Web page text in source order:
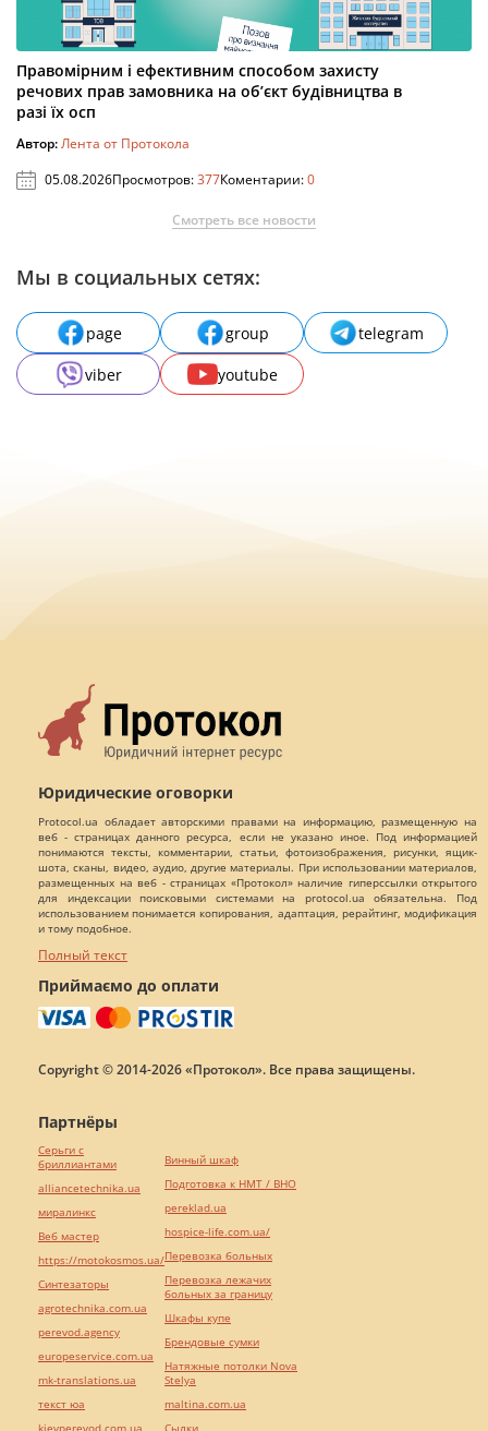
Правомірним і ефективним способом захисту
речових прав замовника на об’єкт будівництва в
разі їх осп
Автор:Лента от Протокола
05.08.2026Просмотров:377Коментарии:0
Смотреть все новости
Мы в социальных сетях:
page group
telegram
viber
youtube
Юридические оговорки
Protocol.ua обладает авторскими правами на информацию, размещенную на
веб - страницах данного ресурса, если не указано иное. Под информацией
понимаются тексты, комментарии, статьи, фотоизображения, рисунки, ящик-
шота, сканы, видео, аудио, другие материалы. При использовании материалов,
размещенных на веб - страницах «Протокол» наличие гиперссылки открытого
для индексации поисковыми системами на protocol.ua обязательна. Под
использованием понимается копирования, адаптация, рерайтинг, модификация
и тому подобное.
Полный текст
Приймаємо до оплати
Copyright © 2014-2026 «Протокол». Все права защищены.
Партнёры
Серьги с
бриллиантами
alliancetechnika.ua
миралинкс
Веб мастер
https://motokosmos.ua/
Синтезаторы
agrotechnika.com.ua
perevod.agency
europeservice.com.ua
mk-translations.ua
текст юа
kievperevod.com.ua
Винный шкаф
Подготовка к НМТ / ВНО
pereklad.ua
hospice-life.com.ua/
Перевозка больных
Перевозка лежачих
больных за границу
Шкафы купе
Брендовые сумки
Натяжные потолки Nova
Stelya
maltina.com.ua
Cылки